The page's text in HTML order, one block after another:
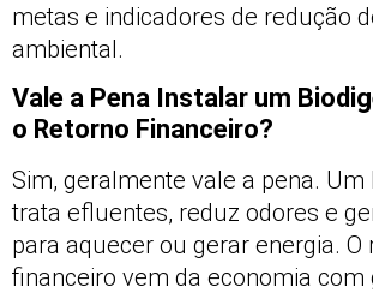
metas e indicadores de redução
ambiental.
Vale a Pena Instalar um
o Retorno Financeiro?
Sim, geralmente vale a pena. Um
trata efluentes, reduz odores e
para aquecer ou gerar energia. O
financeiro vem da economia com